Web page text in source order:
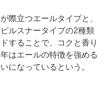
際立つエールタイプと、
ルスナータイプの2種類
することで、コクと香り
はエールの特徴を強める
になっているという。